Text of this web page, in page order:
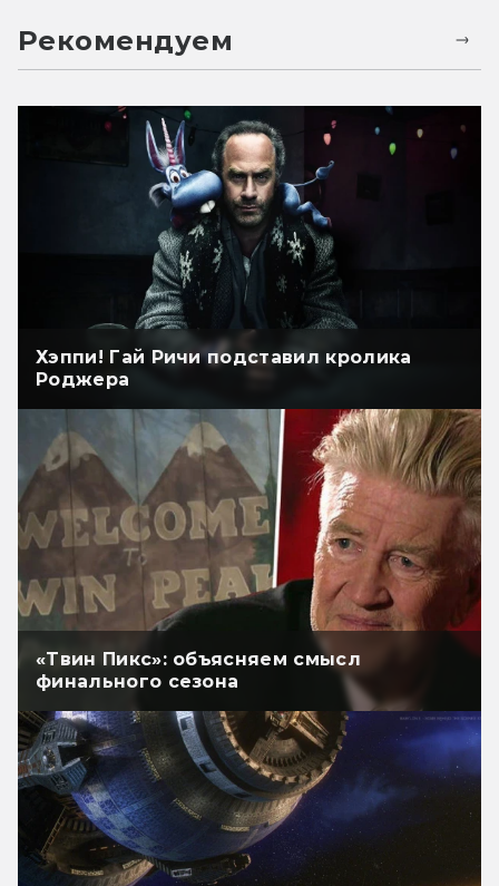
Рекомендуем
Хэппи! Гай Ричи подставил кролика
Роджера
«Твин Пикс»: объясняем смысл
финального сезона